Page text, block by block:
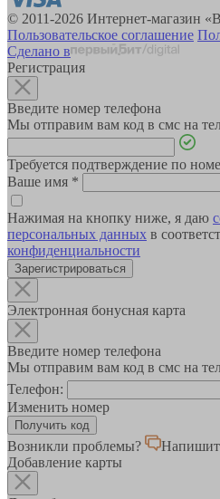
© 2011-2026 Интернет-магазин
Пользовательское соглашение
Сделано в
Регистрация
Введите номер телефона
Мы отправим вам код в смс на
Требуется подтверждение по
Ваше имя *
Нажимая на кнопку ниже, я даю
персональных данных в
конфиденциальности
Зарегистрироваться
Электронная бонусная карта
Введите номер телефона
Мы отправим вам код в смс на
Телефон:
Изменить номер
Возникли проблемы?
Добавление карты